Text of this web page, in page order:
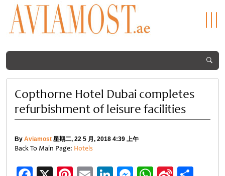
Copthorne Hotel Dubai completes
refurbishment of leisure facilities
By Aviamost 星期二, 22 5 月, 2018 4:39 上午
Back To Main Page: Hotels